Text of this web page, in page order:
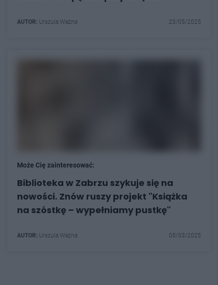
AUTOR: Urszula Ważna 23/05/2025
Może Cię zainteresować:
Biblioteka w Zabrzu szykuje się na
nowości. Znów ruszy projekt "Książka
na szóstkę – wypełniamy pustkę"
AUTOR: Urszula Ważna 05/03/2025